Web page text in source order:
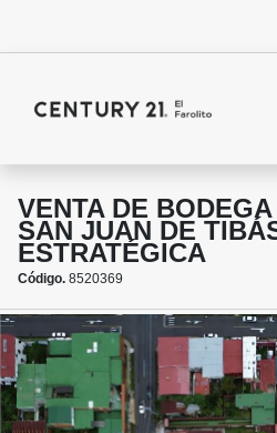
VENTA DE
SAN JUAN DE
ESTRATÉGICA
Código. 8520369